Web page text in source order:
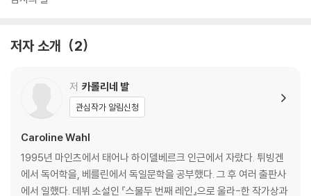
저자 소개 2
저 카롤리네 발
관심작가 알림신청
Caroline Wahl
1995년 마인츠에서 태어나 하이델베르크 인근에서 자랐다. 튀빙겐
에서 독어학을, 베를린에서 독일문학을 공부했다. 그 후 여러 출판사
에서 일했다. 데뷔 소설인 『스물두 번째 레인』으로 울라-한 작가상과